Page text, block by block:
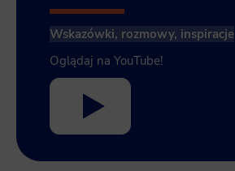
Wskazówki, rozmowy, inspiracje
Oglądaj na YouTube!